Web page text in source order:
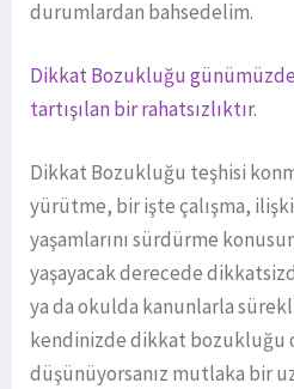
durumlardan bahsedelim.
Dikkat Bozukluğu günümüzde
tartışılan bir rahatsızlıktır.
Dikkat Bozukluğu teşhisi
yürütme, bir işte çalışma,
yaşamlarını sürdürme
yaşayacak derecede
ya da okulda kanunlarla
kendinizde dikkat bozukluğu
düşünüyorsanız mutlaka bir